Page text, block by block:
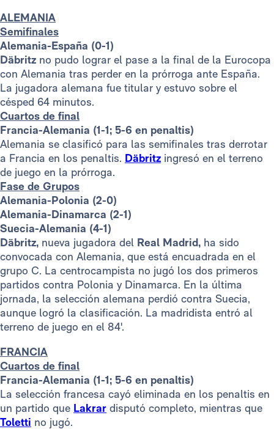
ALEMANIA
Semifinales
Alemania-España (0-1)
Däbritz no pudo lograr el pase a la final de la Eurocopa
con Alemania tras perder en la prórroga ante España.
La jugadora alemana fue titular y estuvo sobre el
césped 64 minutos.
Cuartos de final
Francia-Alemania (1-1; 5-6 en penaltis)
Alemania se clasificó para las semifinales tras derrotar
a Francia en los penaltis. Däbritz ingresó en el terreno
de juego en la prórroga.
Fase de Grupos
Alemania-Polonia (2-0)
Alemania-Dinamarca (2-1)
Suecia-Alemania (4-1)
Däbritz, nueva jugadora del Real Madrid, ha sido
convocada con Alemania, que está encuadrada en el
grupo C. La centrocampista no jugó los dos primeros
partidos contra Polonia y Dinamarca. En la última
jornada, la selección alemana perdió contra Suecia,
aunque logró la clasificación. La madridista entró al
terreno de juego en el 84'.
FRANCIA
Cuartos de final
Francia-Alemania (1-1; 5-6 en penaltis)
La selección francesa cayó eliminada en los penaltis en
un partido que Lakrar disputó completo, mientras que
Toletti no jugó.